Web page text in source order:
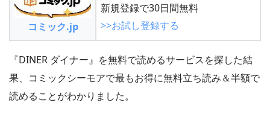
コミック.jp
新規登録で30日間無料
>>お試し登録する
『DINER ダイナー』を無料で読めるサービスを探した結
果、コミックシーモアで最もお得に無料立ち読み＆半額で
読めることがわかりました。